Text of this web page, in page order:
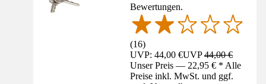
Bewertungen.
(16)
UVP: 44,00 €UVP44,00 €
Unser Preis — 22,95 € * Alle
Preise inkl. MwSt. und ggf.